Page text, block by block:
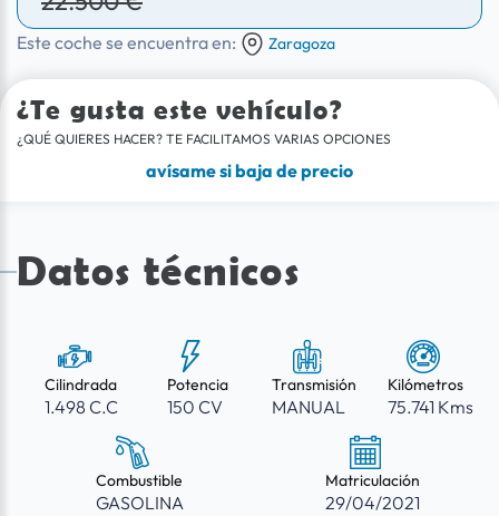
Este coche se encuentra en: Zaragoza
¿Te gusta este vehículo?
¿QUÉ QUIERES HACER? TE FACILITAMOS VARIAS OPCIONES
avísame si baja de precio
Datos técnicos
Cilindrada
1.498 C.C
Potencia
150 CV
Transmisión
MANUAL
Kilómetros
75.741 Kms
Combustible
GASOLINA
Matriculación
29/04/2021